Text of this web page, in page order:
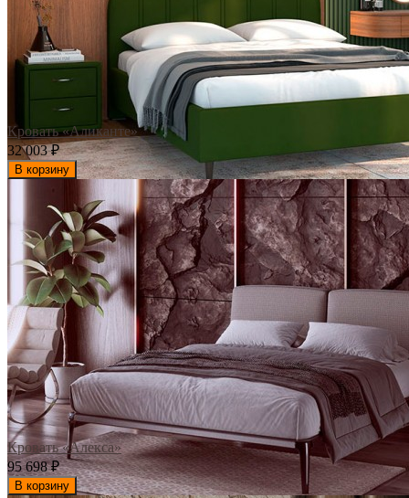
Кровать «Аликанте»
32 003₽
В корзину
Кровать «Алекса»
95 698₽
В корзину